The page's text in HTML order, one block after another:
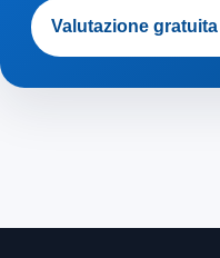
Valutazione gratuita